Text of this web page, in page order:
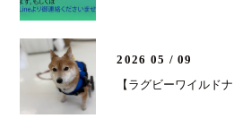
2026 05 / 09